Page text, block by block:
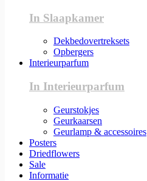
In Slaapkamer
Dekbedovertreksets
Opbergers
Interieurparfum
In Interieurparfum
Geurstokjes
Geurkaarsen
Geurlamp & accessoires
Posters
Driedflowers
Sale
Informatie